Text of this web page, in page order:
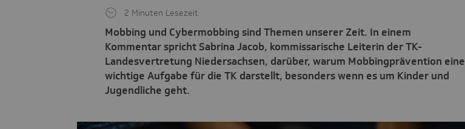
Mobbing und Cybermobbing sind Themen unserer Zeit. In einem
Kommentar spricht Sabrina Jacob, kommissarische Leiterin der TK-
Landesvertretung Niedersachsen, darüber, warum Mobbingprävention eine
wichtige Aufgabe für die TK darstellt, besonders wenn es um Kinder und
Jugendliche geht.
2 Minuten Lesezeit